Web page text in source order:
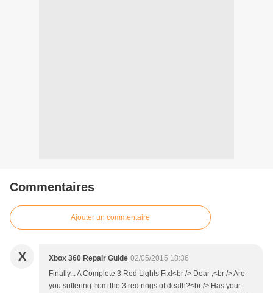
Commentaires
Ajouter un commentaire
X Xbox 360 Repair Guide 02/05/2015 18:36
Finally... A Complete 3 Red Lights Fix!<br /> Dear ,<br /> Are
you suffering from the 3 red rings of death?<br /> Has your